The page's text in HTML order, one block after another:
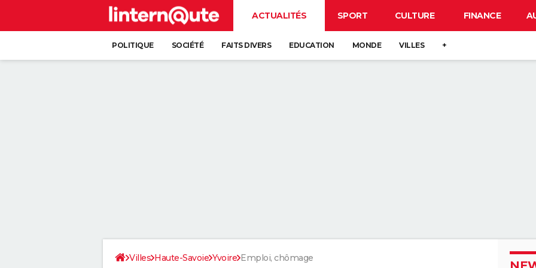
ACTUALITÉS SPORT CULTURE FINANCE
POLITIQUE SOCIÉTÉ FAITS DIVERS EDUCATION MONDE VILLES +
Villes Haute-Savoie Yvoire Emploi, chômage